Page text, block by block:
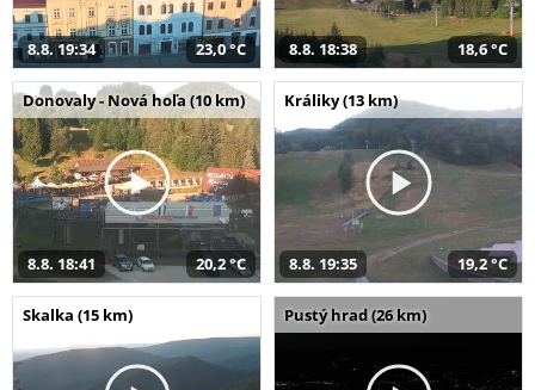
8.8. 19:34 23,0 °C 8.8. 18:38 18,6 °C
Donovaly - Nová hoľa (10 km)
8.8. 18:41 20,2 °C
Králiky (13 km)
8.8. 19:35 19,2 °C
Skalka (15 km) Pustý hrad (26 km)